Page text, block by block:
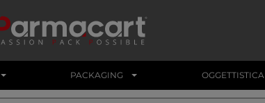
PACKAGING OGGETTISTICA